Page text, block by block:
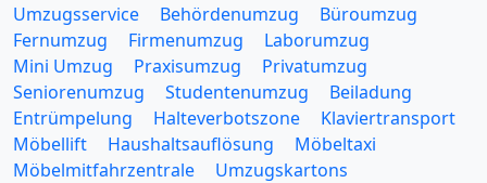
Umzugsservice Behördenumzug
Büroumzug
Fernumzug
Firmenumzug
Laborumzug
Mini Umzug
Praxisumzug
Privatumzug
Seniorenumzug
Studentenumzug
Beiladung
Entrümpelung
Halteverbotszone
Klaviertransport
Möbellift
Haushaltsauflösung
Möbeltaxi
Möbelmitfahrzentrale
Umzugskartons